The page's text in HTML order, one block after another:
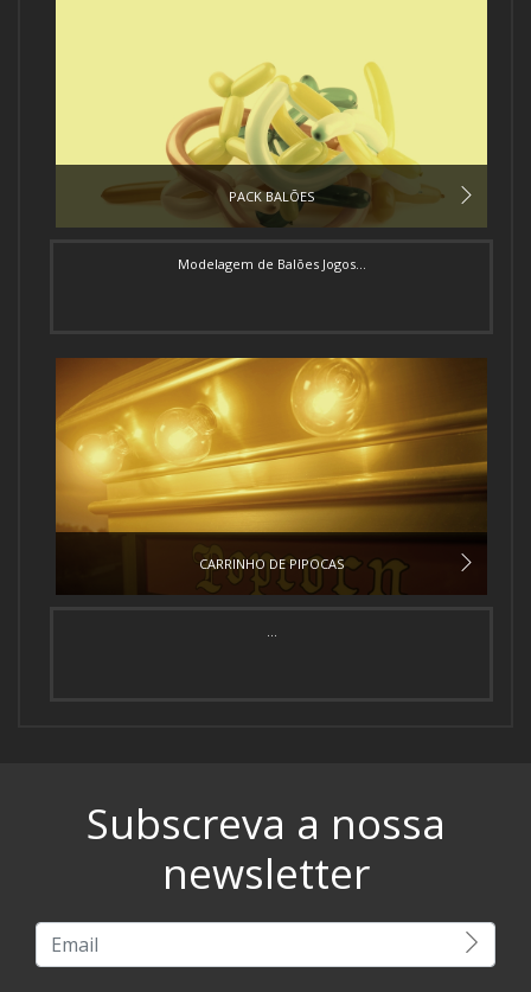
PACK BALÕES
Modelagem de Balões Jogos...
CARRINHO DE PIPOCAS
...
Subscreva a nossa
newsletter